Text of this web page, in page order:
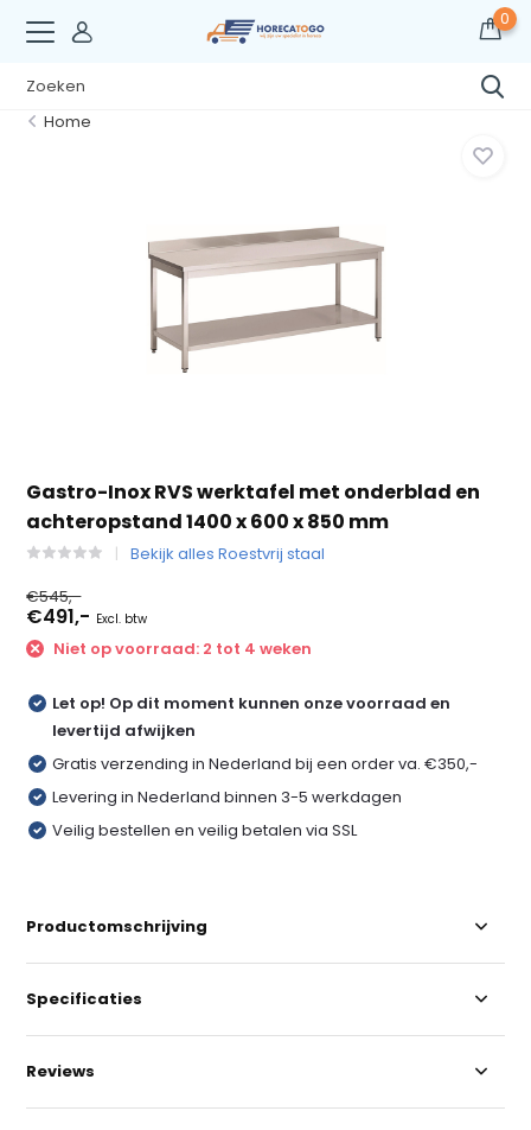
0
Home
Gastro-Inox RVS werktafel met onderblad en
achteropstand 1400 x 600 x 850 mm
Bekijk alles Roestvrij staal
€545,-
€491,- Excl. btw
Niet op voorraad: 2 tot 4 weken
Let op! Op dit moment kunnen onze voorraad en
levertijd afwijken
Gratis verzending in Nederland bij een order va. €350,-
Levering in Nederland binnen 3-5 werkdagen
Veilig bestellen en veilig betalen via SSL
Productomschrijving
Specificaties
Reviews